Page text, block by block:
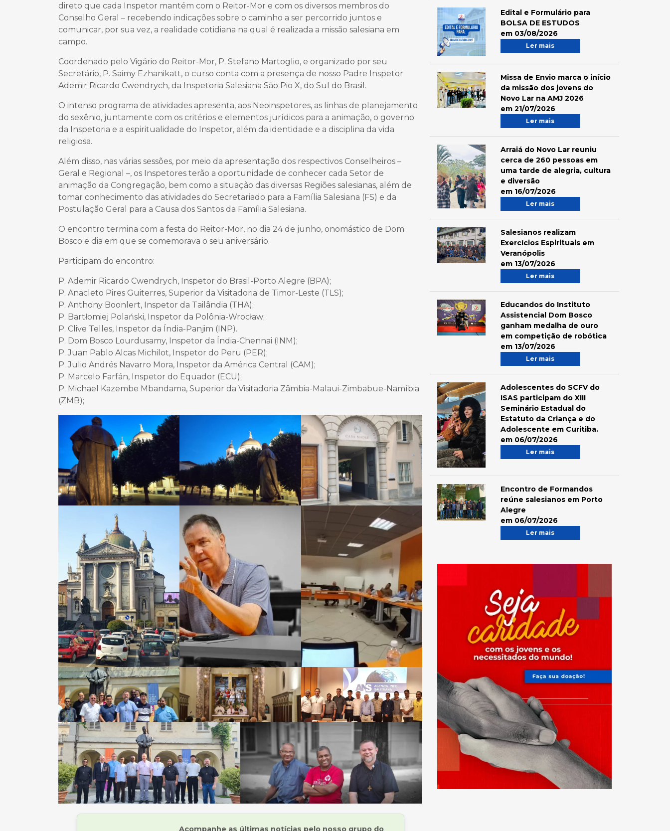
direto que cada Inspetor mantém com o Reitor-Mor e com os diversos membros do
Conselho Geral – recebendo indicações sobre o caminho a ser percorrido juntos e
comunicar, por sua vez, a realidade cotidiana na qual é realizada a missão salesiana em
campo.
Coordenado pelo Vigário do Reitor-Mor, P. Stefano Martoglio, e organizado por seu
Secretário, P. Saimy Ezhanikatt, o curso conta com a presença de nosso Padre Inspetor
Ademir Ricardo Cwendrych, da Inspetoria Salesiana São Pio X, do Sul do Brasil.
O intenso programa de atividades apresenta, aos Neoinspetores, as linhas de planejamento
do sexênio, juntamente com os critérios e elementos jurídicos para a animação, o governo
da Inspetoria e a espiritualidade do Inspetor, além da identidade e a disciplina da vida
religiosa.
Além disso, nas várias sessões, por meio da apresentação dos respectivos Conselheiros –
Geral e Regional –, os Inspetores terão a oportunidade de conhecer cada Setor de
animação da Congregação, bem como a situação das diversas Regiões salesianas, além de
tomar conhecimento das atividades do Secretariado para a Família Salesiana (FS) e da
Postulação Geral para a Causa dos Santos da Família Salesiana.
O encontro termina com a festa do Reitor-Mor, no dia 24 de junho, onomástico de Dom
Bosco e dia em que se comemorava o seu aniversário.
Participam do encontro:
P. Ademir Ricardo Cwendrych, Inspetor do Brasil-Porto Alegre (BPA);
P. Anacleto Pires Guiterres, Superior da Visitadoria de Timor-Leste (TLS);
P. Anthony Boonlert, Inspetor da Tailândia (THA);
P. Bartłomiej Polański, Inspetor da Polônia-Wrocław;
P. Clive Telles, Inspetor da Índia-Panjim (INP).
P. Dom Bosco Lourdusamy, Inspetor da Índia-Chennai (INM);
P. Juan Pablo Alcas Michilot, Inspetor do Peru (PER);
P. Julio Andrés Navarro Mora, Inspetor da América Central (CAM);
P. Marcelo Farfán, Inspetor do Equador (ECU);
P. Michael Kazembe Mbandama, Superior da Visitadoria Zâmbia-Malaui-Zimbabue-Namíbia
(ZMB);
Acompanhe as últimas notícias pelo nosso grupo do
Edital e Formulário para
BOLSA DE ESTUDOS
em 03/08/2026
Ler mais
Missa de Envio marca o início
da missão dos jovens do
Novo Lar na AMJ 2026
em 21/07/2026
Ler mais
Arraiá do Novo Lar reuniu
cerca de 260 pessoas em
uma tarde de alegria, cultura
e diversão
em 16/07/2026
Ler mais
Salesianos realizam
Exercícios Espirituais em
Veranópolis
em 13/07/2026
Ler mais
Educandos do Instituto
Assistencial Dom Bosco
ganham medalha de ouro
em competição de robótica
em 13/07/2026
Ler mais
Adolescentes do SCFV do
ISAS participam do XIII
Seminário Estadual do
Estatuto da Criança e do
Adolescente em Curitiba.
em 06/07/2026
Ler mais
Encontro de Formandos
reúne salesianos em Porto
Alegre
em 06/07/2026
Ler mais